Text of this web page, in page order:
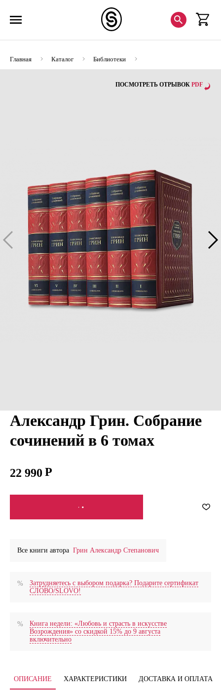
Главная Каталог
Библиотеки
Александр Грин. Собрание сочинений в 6 томах
ПОСМОТРЕТЬ ОТРЫВОК PDF
Александр Грин. Собрание
сочинений в 6 томах
22 990
СООБЩИТЬ О ПОСТУПЛЕНИИ
Все книги автора Грин Александр Степанович
Затрудняетесь с выбором подарка? Подарите сертификат
СЛОВО/SLOVO!
Книга недели: «Любовь и страсть в искусстве
Возрождения» со скидкой 15% до 9 августа
включительно
ОПИСАНИЕ ХАРАКТЕРИСТИКИ ДОСТАВКА И ОПЛАТА